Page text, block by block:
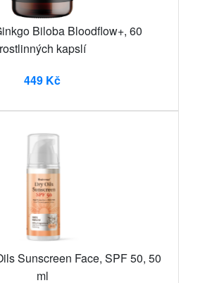
Biloba Bloodflow+, 60
rostlinných kapslí
449 Kč
Sunscreen Face, SPF 50, 50
ml